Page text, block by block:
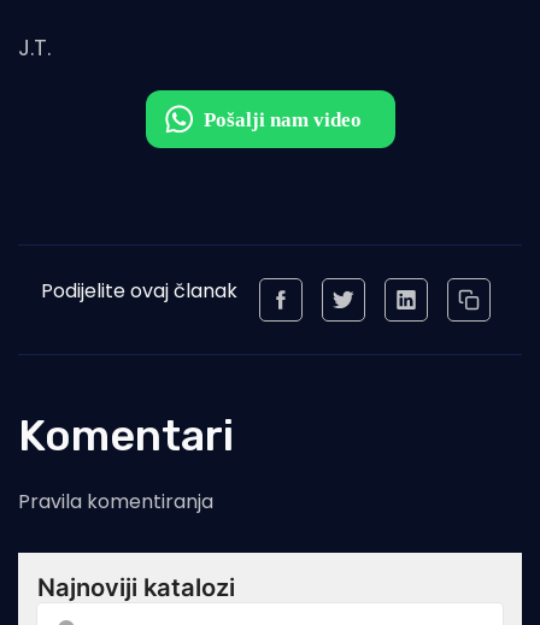
J.T.
Podijelite ovaj članak
Komentari
Pravila komentiranja